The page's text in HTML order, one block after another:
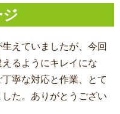
えていましたが、今回
るようにキレイにな
寧な対応と作業、とて
た。ありがとうござい